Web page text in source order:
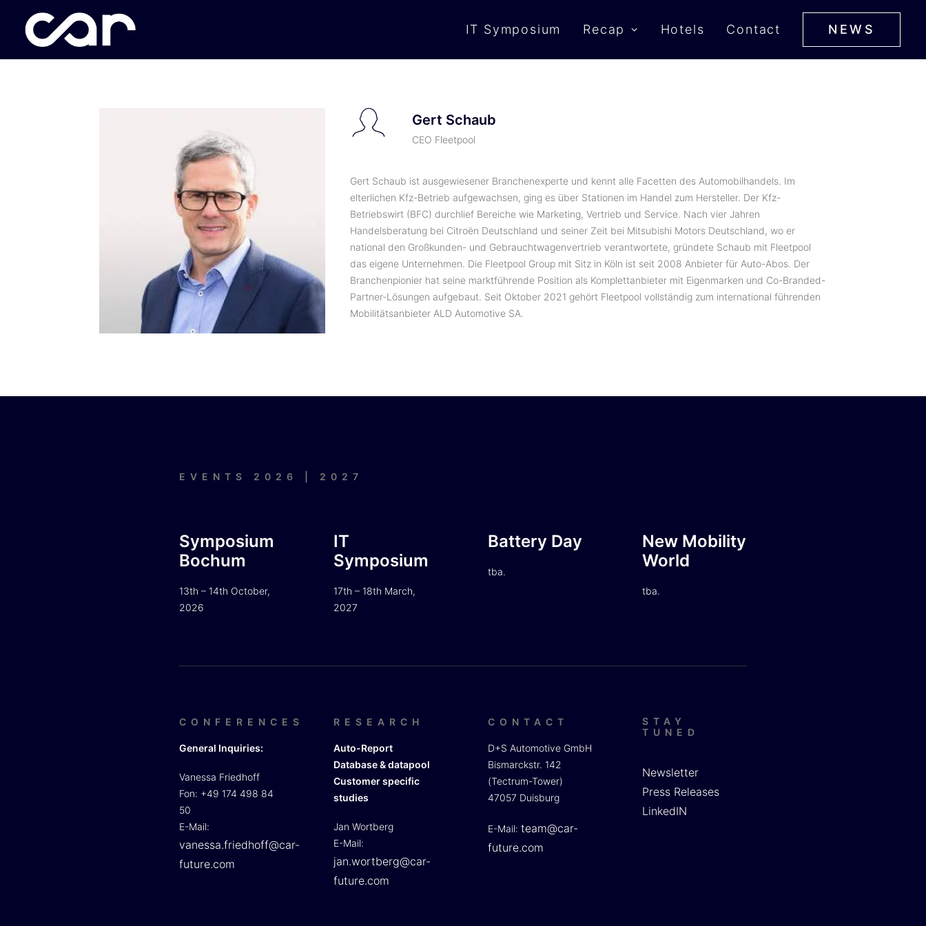
IT Symposium Recap Hotels Contact NEWS
Gert Schaub
CEO Fleetpool
Gert Schaub ist ausgewiesener Branchenexperte und kennt alle Facetten des Automobilhandels. Im
elterlichen Kfz-Betrieb aufgewachsen, ging es über Stationen im Handel zum Hersteller. Der Kfz-
Betriebswirt (BFC) durchlief Bereiche wie Marketing, Vertrieb und Service. Nach vier Jahren
Handelsberatung bei Citroën Deutschland und seiner Zeit bei Mitsubishi Motors Deutschland, wo er
national den Großkunden- und Gebrauchtwagenvertrieb verantwortete, gründete Schaub mit Fleetpool
das eigene Unternehmen. Die Fleetpool Group mit Sitz in Köln ist seit 2008 Anbieter für Auto-Abos. Der
Branchenpionier hat seine marktführende Position als Komplettanbieter mit Eigenmarken und Co-Branded-
Partner-Lösungen aufgebaut. Seit Oktober 2021 gehört Fleetpool vollständig zum international führenden
Mobilitätsanbieter ALD Automotive SA.
EVENTS 2026 | 2027
Symposium
Bochum
13th – 14th October,
2026
IT
Symposium
17th – 18th March,
2027
Battery Day
tba.
New Mobility
World
tba.
CONFERENCES
General Inquiries:
Vanessa Friedhoff
Fon: +49 174 498 84
50
E-Mail:
vanessa.friedhoff@car-
future.com
RESEARCH
Auto-Report
Database & datapool
Customer specific
studies
Jan Wortberg
E-Mail:
jan.wortberg@car-
future.com
CONTACT
D+S Automotive GmbH
Bismarckstr. 142
(Tectrum-Tower)
47057 Duisburg
E-Mail: team@car-
future.com
STAY
TUNED
Newsletter
Press Releases
LinkedIN